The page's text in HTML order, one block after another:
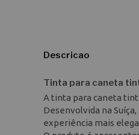
Descricao
Tinta para caneta
A tinta para caneta
Desenvolvida na
experiência mais